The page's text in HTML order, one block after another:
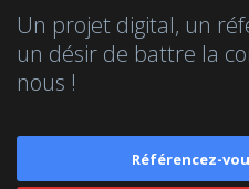
Un projet digital, un
un désir de battre la
nous !
Référencez-